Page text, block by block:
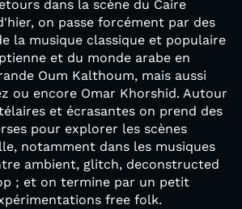
dans la scène du Caire
on passe forcément par des
la musique classique et populaire
et du monde arabe en
Oum Kalthoum, mais aussi
ou encore Omar Khorshid. Autour
et écrasantes on prend des
pour explorer les scènes
notamment dans les musiques
ambient, glitch, deconstructed
; et on termine par un petit
free folk.